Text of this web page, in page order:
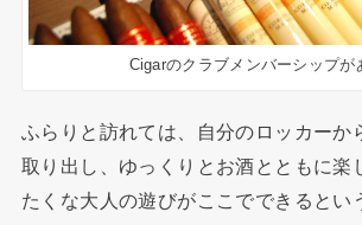
Cigarのクラブメンバーシップが
ふらりと訪れては、自分のロッカーか
取り出し、ゆっくりとお酒とともに楽
たくな大人の遊びがここでできるとい